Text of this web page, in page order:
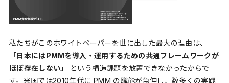
私たちがこのホワイトペーパーを世に出した最大の理由は、
「日本にはPMMを導入・運用するための共通フレームワークが
ほぼ存在しない」
という構造課題を放置できなかったからで
す。米国では2010年代に PMM の職能が急伸し、数多くの実践